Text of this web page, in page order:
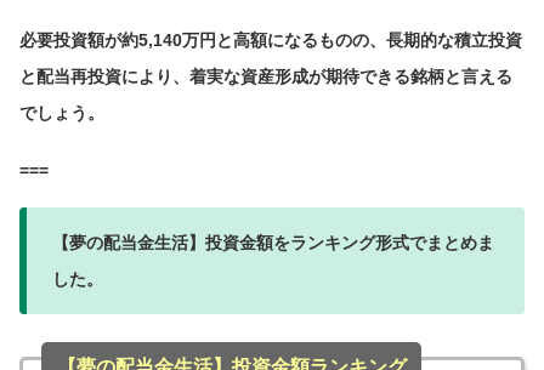
必要投資額が約5,140万円と高額になるものの、長期的な積立投資
と配当再投資により、着実な資産形成が期待できる銘柄と言える
でしょう。
===
【夢の配当金生活】投資金額をランキング形式でまとめま
した。